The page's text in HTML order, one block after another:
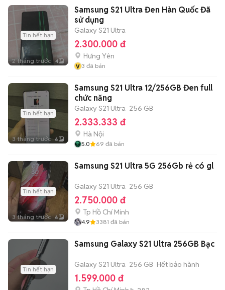
Tin hết hạn
2 tháng trước 4
Samsung S21 Ultra Đen Hàn Quốc Đã
sử dụng
Galaxy S21 Ultra
2.300.000 đ
Hưng Yên
v 3 đã bán
Tin hết hạn
3 tháng trước 6
Samsung S21 Ultra 12/256GB Đen full
chức năng
Galaxy S21 Ultra 256 GB
2.333.333 đ
Hà Nội
5.0 69 đã bán
Tin hết hạn
3 tháng trước 6
Samsung S21 Ultra 5G 256Gb rẻ có gl
Galaxy S21 Ultra 256 GB
2.750.000 đ
Tp Hồ Chí Minh
4.9 3381 đã bán
Tin hết hạn
Samsung Galaxy S21 Ultra 256GB Bạc
Galaxy S21 Ultra 256 GB Hết bảo hành
1.599.000 đ